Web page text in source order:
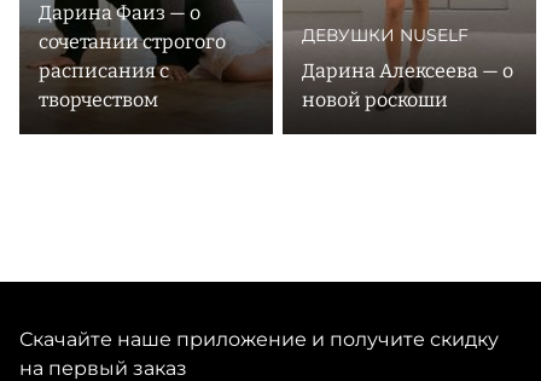
Дарина Фаиз — о
сочетании строгого
расписания с
творчеством
ДЕВУШКИ NUSELF
Дарина Алексеева — о
новой роскоши
Скачайте наше приложение и получите скидку
на первый заказ